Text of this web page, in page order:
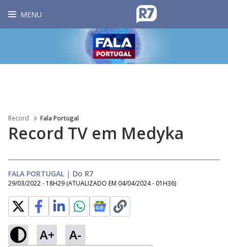
MENU
Record Fala Portugal
Record TV em Medyka
FALA PORTUGAL | Do R7
29/03/2022 - 18H29 (ATUALIZADO EM 04/04/2024 - 01H36)
A+ A-